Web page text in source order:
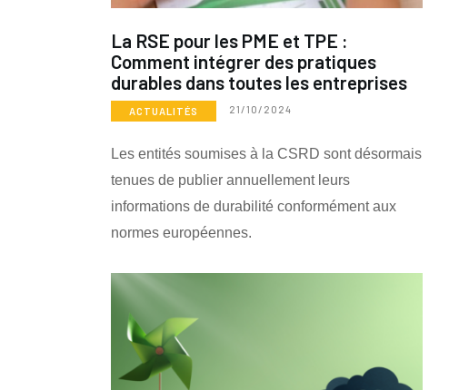
La RSE pour les PME et TPE :
Comment intégrer des pratiques
durables dans toutes les entreprises
ACTUALITÉS 21/10/2024
Les entités soumises à la CSRD sont désormais
tenues de publier annuellement leurs
informations de durabilité conformément aux
normes européennes.